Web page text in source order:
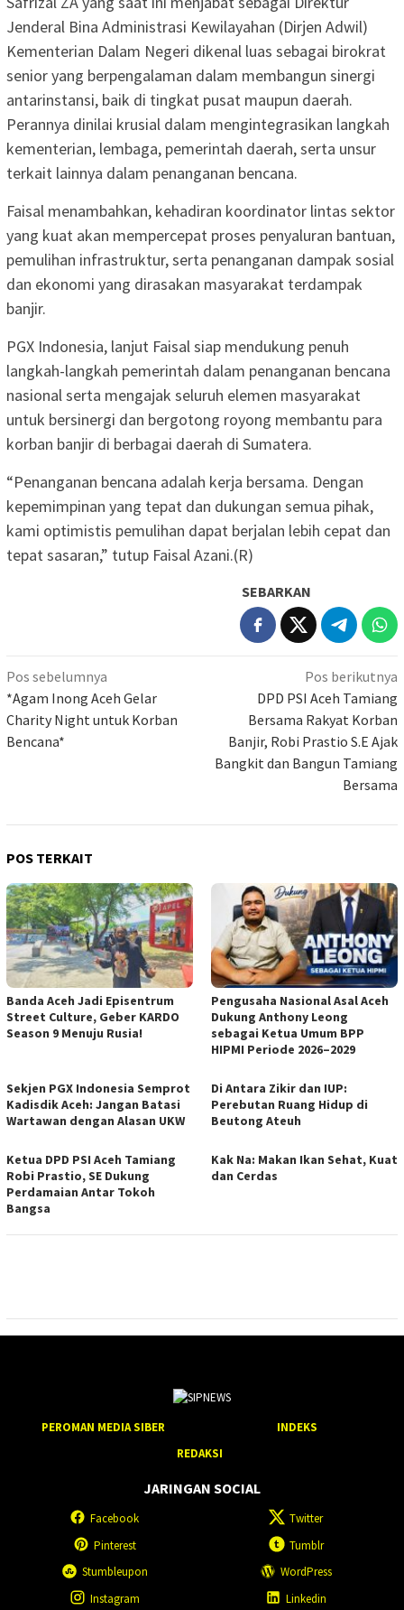
Jenderal Bina Administrasi Kewilayahan (Dirjen Adwil)
Kementerian Dalam Negeri dikenal luas sebagai birokrat
senior yang berpengalaman dalam membangun sinergi
antarinstansi, baik di tingkat pusat maupun daerah.
Perannya dinilai krusial dalam mengintegrasikan langkah
kementerian, lembaga, pemerintah daerah, serta unsur
terkait lainnya dalam penanganan bencana.
‎Faisal menambahkan, kehadiran koordinator lintas sektor
yang kuat akan mempercepat proses penyaluran bantuan,
pemulihan infrastruktur, serta penanganan dampak sosial
dan ekonomi yang dirasakan masyarakat terdampak
banjir.
‎PGX Indonesia, lanjut Faisal siap mendukung penuh
langkah-langkah pemerintah dalam penanganan bencana
nasional serta mengajak seluruh elemen masyarakat
untuk bersinergi dan bergotong royong membantu para
korban banjir di berbagai daerah di Sumatera.
‎“Penanganan bencana adalah kerja bersama. Dengan
kepemimpinan yang tepat dan dukungan semua pihak,
kami optimistis pemulihan dapat berjalan lebih cepat dan
tepat sasaran,” tutup Faisal Azani.(R)
SEBARKAN
Navigasi
pos
Pos sebelumnya
*Agam Inong Aceh Gelar
Charity Night untuk Korban
Bencana*
Pos berikutnya
DPD PSI Aceh Tamiang
Bersama Rakyat Korban
Banjir, Robi Prastio S.E Ajak
Bangkit dan Bangun Tamiang
Bersama
POS TERKAIT
Banda Aceh Jadi Episentrum
Street Culture, Geber KARDO
Season 9 Menuju Rusia!
Pengusaha Nasional Asal Aceh
Dukung Anthony Leong
sebagai Ketua Umum BPP
HIPMI Periode 2026–2029
Sekjen PGX Indonesia Semprot
Kadisdik Aceh: Jangan Batasi
Wartawan dengan Alasan UKW
Di Antara Zikir dan IUP:
Perebutan Ruang Hidup di
Beutong Ateuh
Ketua DPD PSI Aceh Tamiang
Robi Prastio, SE Dukung
Perdamaian Antar Tokoh
Bangsa
Kak Na: Makan Ikan Sehat, Kuat
dan Cerdas
PEROMAN MEDIA SIBER
INDEKS
REDAKSI
JARINGAN SOCIAL
Facebook
Twitter
Pinterest
Tumblr
Stumbleupon
WordPress
Instagram
Linkedin